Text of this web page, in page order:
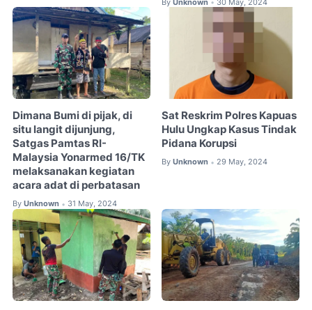
By Unknown • 30 May, 2024
Dimana Bumi di pijak, di
situ langit dijunjung,
Satgas Pamtas RI-
Malaysia Yonarmed 16/TK
melaksanakan kegiatan
acara adat di perbatasan
By Unknown • 31 May, 2024
Sat Reskrim Polres Kapuas
Hulu Ungkap Kasus Tindak
Pidana Korupsi
By Unknown • 29 May, 2024